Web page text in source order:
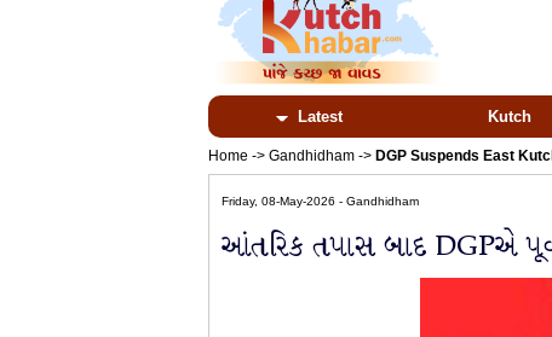
Latest Kutch
Home -> Gandhidham -> DGP Suspends East
Friday, 08-May-2026 - Gandhidham
આંતરિક તપાસ બાદ DGPએ પૂર્વ